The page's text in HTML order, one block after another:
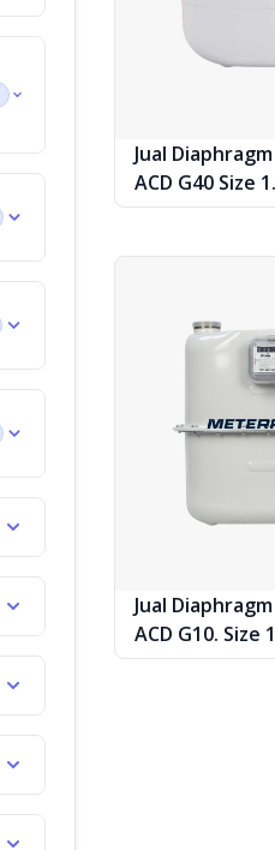
Jual
ACD G40 Size
Jual
ACD G10. Size